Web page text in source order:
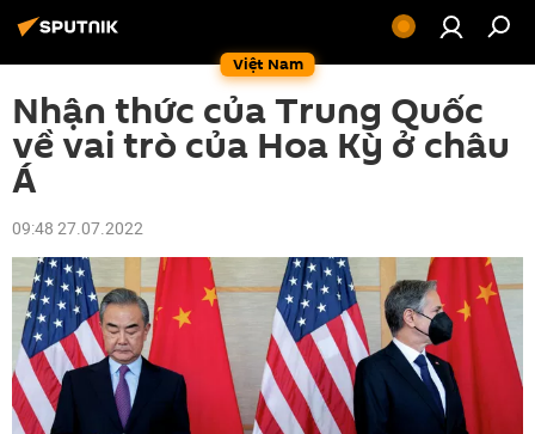
Việt Nam
Nhận thức của Trung Quốc
về vai trò của Hoa Kỳ ở châu
Á
09:48 27.07.2022